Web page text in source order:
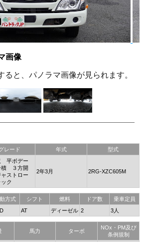
画像
ると、パノラマ画像が見られます。
レード 年式 型式
平ボデー
積 ３方開
ャストロー
ック
2年3月 2RG-XZC605M
方式 シフト 燃料 ドア数
乗車定員
AT ディーゼル 2 3人
馬力 ターボ
NOx・PM及び
条例規制